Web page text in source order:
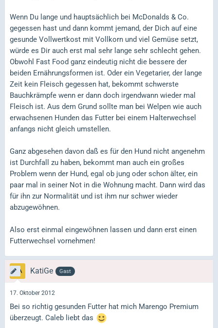
Wenn Du lange und hauptsächlich bei McDonalds & Co.
gegessen hast und dann kommt jemand, der Dich auf eine
gesunde Vollwertkost mit Vollkorn und viel Gemüse setzt,
würde es Dir auch erst mal sehr lange sehr schlecht gehen.
Obwohl Fast Food ganz eindeutig nicht die bessere der
beiden Ernährungsformen ist. Oder ein Vegetarier, der lange
Zeit kein Fleisch gegessen hat, bekommt schwerste
Bauchkrämpfe wenn er dann doch irgendwann wieder mal
Fleisch ist. Aus dem Grund sollte man bei Welpen wie auch
erwachsenen Hunden das Futter bei einem Halterwechsel
anfangs nicht gleich umstellen.
Ganz abgesehen davon daß es für den Hund nicht angenehm
ist Durchfall zu haben, bekommt man auch ein großes
Problem wenn der Hund, egal ob jung oder schon älter, ein
paar mal in seiner Not in die Wohnung macht. Dann wird das
für ihn zur Normalität und ist ihm nur schwer wieder
abzugewöhnen.
Also erst einmal eingewöhnen lassen und dann erst einen
Futterwechsel vornehmen!
KatiGe Gast
17. Oktober 2012
Bei so richtig gesunden Futter hat mich Marengo Premium
überzeugt. Caleb liebt das